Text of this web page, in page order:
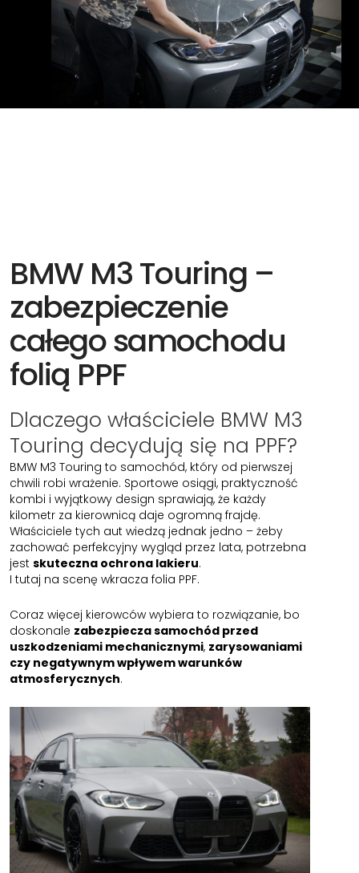
BMW M3 Touring –
zabezpieczenie
całego samochodu
folią PPF
Dlaczego właściciele BMW M3
Touring decydują się na PPF?
BMW M3 Touring to samochód, który od pierwszej
chwili robi wrażenie. Sportowe osiągi, praktyczność
kombi i wyjątkowy design sprawiają, że każdy
kilometr za kierownicą daje ogromną frajdę.
Właściciele tych aut wiedzą jednak jedno – żeby
zachować perfekcyjny wygląd przez lata, potrzebna
jestskuteczna ochrona lakieru.
I tutaj na scenę wkracza folia PPF.
Coraz więcej kierowców wybiera to rozwiązanie, bo
doskonale zabezpiecza samochód przed
uszkodzeniami mechanicznymi, zarysowaniami
czy negatywnym wpływem warunków
atmosferycznych.